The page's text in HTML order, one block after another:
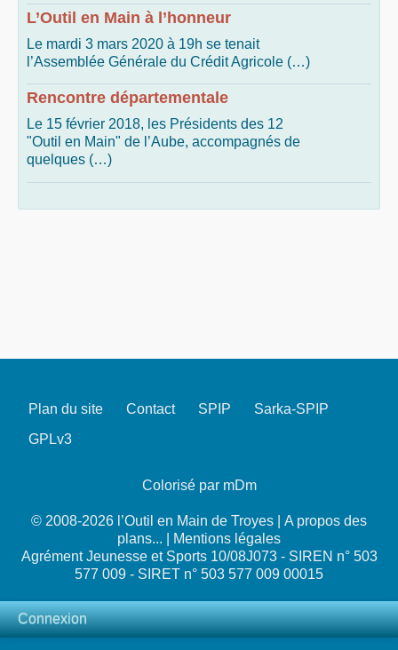
L’Outil en Main à l’honneur
Le mardi 3 mars 2020 à 19h se tenait
l’Assemblée Générale du Crédit Agricole (…)
Rencontre départementale
Le 15 février 2018, les Présidents des 12
"Outil en Main" de l’Aube, accompagnés de
quelques (…)
Plan du site Contact SPIP
Sarka-SPIP
GPLv3
Colorisé par mDm
© 2008-2026 l’Outil en Main de Troyes | A propos des
plans...
Mentions légales
Agrément Jeunesse et Sports 10/08J073 - SIREN n° 503
577 009 - SIRET n° 503 577 009 00015
Connexion